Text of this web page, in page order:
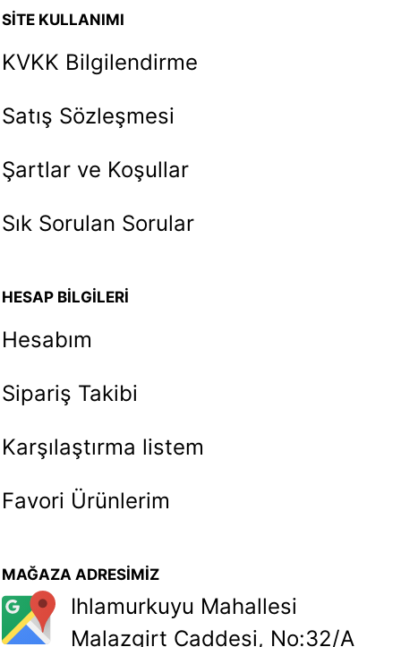
SİTE KULLANIMI
KVKK Bilgilendirme
Satış Sözleşmesi
Şartlar ve Koşullar
Sık Sorulan Sorular
HESAP BİLGİLERİ
Hesabım
Sipariş Takibi
Karşılaştırma listem
Favori Ürünlerim
MAĞAZA ADRESİMİZ
Ihlamurkuyu Mahallesi
Malazgirt Caddesi, No:32/A